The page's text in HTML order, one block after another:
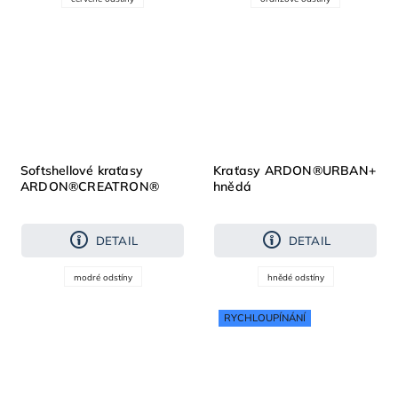
Softshellové kraťasy
ARDON®CREATRON®
DETAIL
modré odstíny
Kraťasy ARDON®URBAN+
hnědá
DETAIL
hnědé odstíny
RYCHLOUPÍNÁNÍ